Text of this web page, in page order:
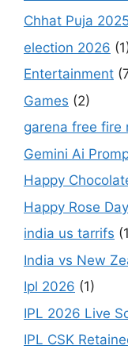
Chhat Puja
election 2026
Entertainment
Games (2)
garena free fire
Gemini Ai
Happy
Happy Rose
india us tarrifs
India vs New
Ipl 2026 (1)
IPL 2026 Live
IPL CSK